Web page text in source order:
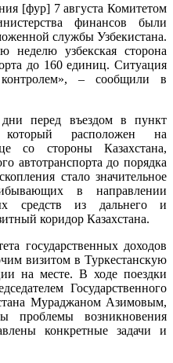
[фур] 7 августа Комитетом
финансов были
службы Узбекистана.
узбекская сторона
до 160 единиц. Ситуация
– сообщили в
перед въездом в пункт
который расположен на
со стороны Казахстана,
автотранспорта до порядка
стало значительное
в направлении
средств из дальнего и
коридор Казахстана.
государственных доходов
визитом в Туркестанскую
на месте. В ходе поездки
Государственного
Мураджаном Азимовым,
проблемы возникновения
конкретные задачи и